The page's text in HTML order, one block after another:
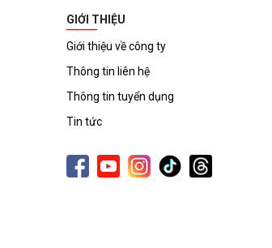
GIỚI THIỆU
Giới thiệu về công ty
Thông tin liên hệ
Thông tin tuyển dụng
Tin tức